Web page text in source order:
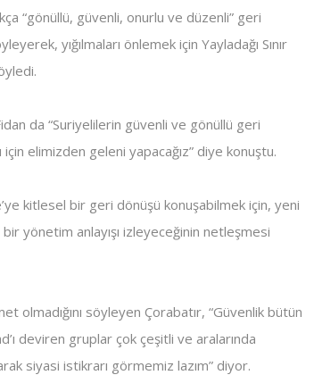
“gönüllü, güvenli, onurlu ve düzenli” geri
yığılmaları önlemek için Yayladağı Sınır
da “Suriyelilerin güvenli ve gönüllü geri
için elimizden geleni yapacağız” diye konuştu.
kitlesel bir geri dönüşü konuşabilmek için, yeni
yönetim anlayışı izleyeceğinin netleşmesi
olmadığını söyleyen Çorabatır, “Güvenlik bütün
deviren gruplar çok çeşitli ve aralarında
siyasi istikrarı görmemiz lazım” diyor.